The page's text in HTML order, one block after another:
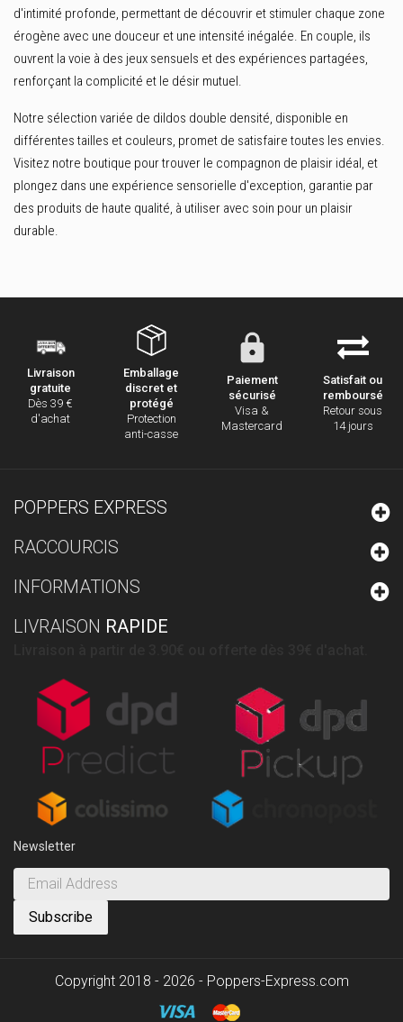
d'intimité profonde, permettant de découvrir et stimuler chaque zone
érogène avec une douceur et une intensité inégalée. En couple, ils
ouvrent la voie à des jeux sensuels et des expériences partagées,
renforçant la complicité et le désir mutuel.
Notre sélection variée de dildos double densité, disponible en
différentes tailles et couleurs, promet de satisfaire toutes les envies.
Visitez notre boutique pour trouver le compagnon de plaisir idéal, et
plongez dans une expérience sensorielle d'exception, garantie par
des produits de haute qualité, à utiliser avec soin pour un plaisir
durable.
Livraison
gratuite
Dès 39 €
d'achat
Emballage
discret et
protégé
Protection
anti-casse
Paiement
sécurisé
Visa &
Mastercard
Satisfait ou
remboursé
Retour sous
14 jours
POPPERS EXPRESS
RACCOURCIS
INFORMATIONS
LIVRAISON RAPIDE
Newsletter
Copyright 2018 - 2026 - Poppers-Express.com